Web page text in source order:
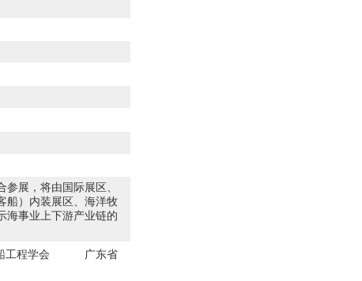
展，将由国际展区、
船）内装展区、海洋牧
海事业上下游产业链的
船工程学会 广东省